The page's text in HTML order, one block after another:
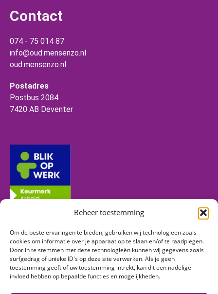
Beheer toestemming
Om de beste ervaringen te bieden, gebruiken wij technologieën zoals
cookies om informatie over je apparaat op te slaan en/of te raadplegen.
Door in te stemmen met deze technologieën kunnen wij gegevens zoals
surfgedrag of unieke ID's op deze site verwerken. Als je geen
toestemming geeft of uw toestemming intrekt, kan dit een nadelige
invloed hebben op bepaalde functies en mogelijkheden.
Contact
074 - 75 014 87
info@oud.mensenzo.nl
oud.mensenzo.nl
Postadres
Postbus 2084
7420 AB Deventer
Volg ons
Vind ons op:
FacebookLinkedinInstagram